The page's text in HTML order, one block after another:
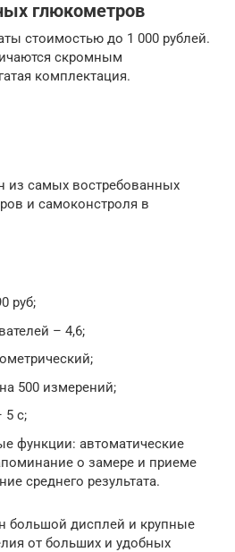
глюкометров
стоимостью до 1 000 рублей.
скромным
комплектация.
из самых востребованных
и самоконстроля в
руб;
– 4,6;
500 измерений;
5 с;
функции: автоматические
о замере и приеме
среднего результата.
большой дисплей и крупные
от больших и удобных